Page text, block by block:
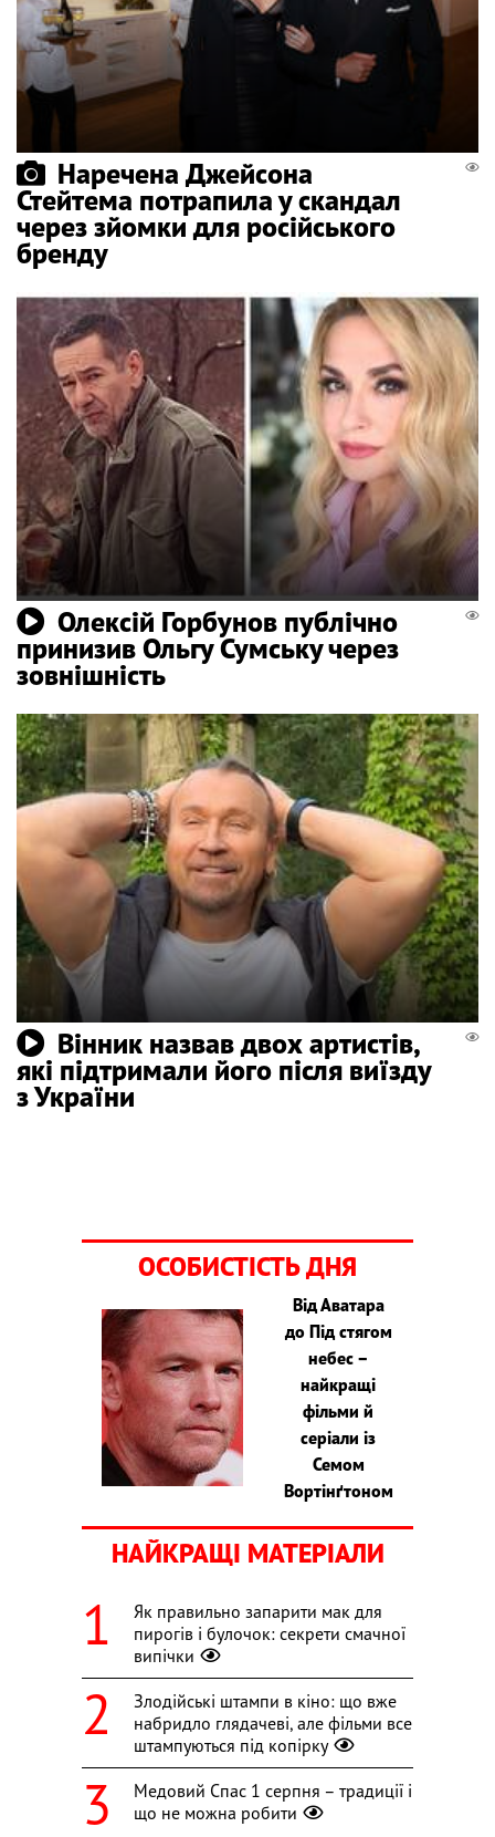
Наречена Джейсона
Стейтема потрапила у скандал
через зйомки для російського
бренду
Олексій Горбунов публічно
принизив Ольгу Сумську через
зовнішність
Вінник назвав двох артистів,
які підтримали його після виїзду
з України
ОСОБИСТІСТЬ ДНЯ
Від Аватара
до Під стягом
небес –
найкращі
фільми й
серіали із
Семом
Вортінґтоном
НАЙКРАЩІ МАТЕРІАЛИ
Як правильно запарити мак для
пирогів і булочок: секрети смачної
випічки
Злодійські штампи в кіно: що вже
набридло глядачеві, але фільми все
штампуються під копірку
Медовий Спас 1 серпня – традиції і
що не можна робити